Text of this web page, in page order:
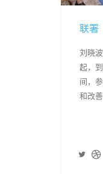
联署
刘晓
起，
间，
和改